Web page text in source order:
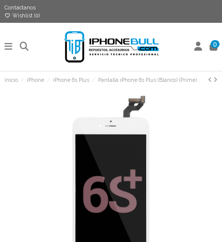
Contáctanos
Wishlist (0)
0
Inicio iPhone iPhone 6s Plus Pantalla iPhone 6s Plus (Blanco) (Prime)